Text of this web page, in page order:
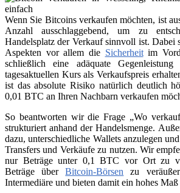
Wenn Sie Bitcoins verkaufen möchten, ist
Anzahl ausschlaggebend, um zu
Handelsplatz der Verkauf sinnvoll ist. Dabei
Aspekten vor allem die Sicherheitim
schließlich eine adäquate Gegenleistung
tagesaktuellen Kurs als Verkaufspreis
ist das absolute Risiko natürlich deutlich
0,01 BTC an Ihren Nachbarn verkaufen
So beantworten wir die Frage „Wo
strukturiert anhand der Handelsmenge.
dazu, unterschiedliche Wallets anzulegen
Transfers und Verkäufe zu nutzen. Wir
nur Beträge unter 0,1 BTC vor Ort zu
Beträge überBitcoin-Börsen zu
Intermediäre und bieten damit ein hohes Maß